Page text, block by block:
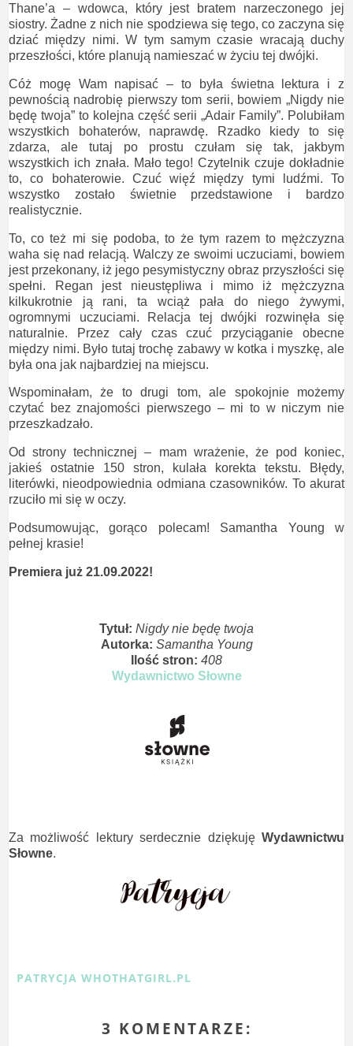
Thane’a – wdowca, który jest bratem narzeczonego jej
siostry. Żadne z nich nie spodziewa się tego, co zaczyna się
dziać między nimi. W tym samym czasie wracają duchy
przeszłości, które planują namieszać w życiu tej dwójki.
Cóż mogę Wam napisać – to była świetna lektura i z
pewnością nadrobię pierwszy tom serii, bowiem „Nigdy nie
będę twoja” to kolejna część serii „Adair Family”. Polubiłam
wszystkich bohaterów, naprawdę. Rzadko kiedy to się
zdarza, ale tutaj po prostu czułam się tak, jakbym
wszystkich ich znała. Mało tego! Czytelnik czuje dokładnie
to, co bohaterowie. Czuć więź między tymi ludźmi. To
wszystko zostało świetnie przedstawione i bardzo
realistycznie.
To, co też mi się podoba, to że tym razem to mężczyzna
waha się nad relacją. Walczy ze swoimi uczuciami, bowiem
jest przekonany, iż jego pesymistyczny obraz przyszłości się
spełni. Regan jest nieustępliwa i mimo iż mężczyzna
kilkukrotnie ją rani, ta wciąż pała do niego żywymi,
ogromnymi uczuciami. Relacja tej dwójki rozwinęła się
naturalnie. Przez cały czas czuć przyciąganie obecne
między nimi. Było tutaj trochę zabawy w kotka i myszkę, ale
była ona jak najbardziej na miejscu.
Wspominałam, że to drugi tom, ale spokojnie możemy
czytać bez znajomości pierwszego – mi to w niczym nie
przeszkadzało.
Od strony technicznej – mam wrażenie, że pod koniec,
jakieś ostatnie 150 stron, kulała korekta tekstu. Błędy,
literówki, nieodpowiednia odmiana czasowników. To akurat
rzuciło mi się w oczy.
Podsumowując, gorąco polecam! Samantha Young w
pełnej krasie!
Premiera już 21.09.2022!
Tytuł: Nigdy nie będę twoja
Autorka: Samantha Young
Ilość stron: 408
Wydawnictwo Słowne
Za możliwość lektury serdecznie dziękuję Wydawnictwu
Słowne.
PATRYCJA WHOTHATGIRL.PL
3 KOMENTARZE: